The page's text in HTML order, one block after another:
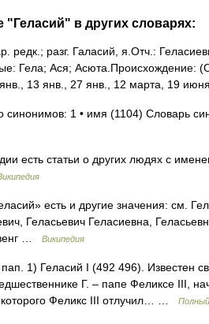
"Геласий" в других словарях:
редк.; разг. Галасий, я.Отч.:
Гела; Ася; Асюта.Происхождение:
13 янв., 27 янв., 12 марта, 19
синонимов: 1 • имя (1104) Словарь
есть статьи о других людях с
есть и другие значения: см.
Геласьевич Геласиевна,
…
Википедия
1) Геласий I (492 496). Известен
Г. – папе Феликсе III,
которого Феликс III отлучил… …
Полный